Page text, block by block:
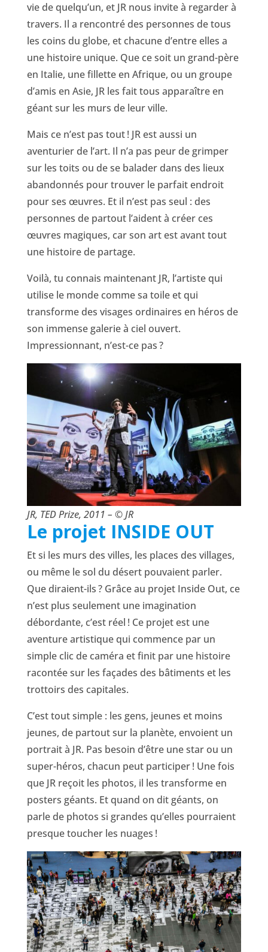
vie de quelqu’un, et JR nous invite à regarder à
travers. Il a rencontré des personnes de tous
les coins du globe, et chacune d’entre elles a
une histoire unique. Que ce soit un grand-père
en Italie, une fillette en Afrique, ou un groupe
d’amis en Asie, JR les fait tous apparaître en
géant sur les murs de leur ville.
Mais ce n’est pas tout ! JR est aussi un
aventurier de l’art. Il n’a pas peur de grimper
sur les toits ou de se balader dans des lieux
abandonnés pour trouver le parfait endroit
pour ses œuvres. Et il n’est pas seul : des
personnes de partout l’aident à créer ces
œuvres magiques, car son art est avant tout
une histoire de partage.
Voilà, tu connais maintenant JR, l’artiste qui
utilise le monde comme sa toile et qui
transforme des visages ordinaires en héros de
son immense galerie à ciel ouvert.
Impressionnant, n’est-ce pas ?
JR, TED Prize, 2011 – © JR
Le projet INSIDE OUT
Et si les murs des villes, les places des villages,
ou même le sol du désert pouvaient parler.
Que diraient-ils ? Grâce au projet Inside Out, ce
n’est plus seulement une imagination
débordante, c’est réel ! Ce projet est une
aventure artistique qui commence par un
simple clic de caméra et finit par une histoire
racontée sur les façades des bâtiments et les
trottoirs des capitales.
C’est tout simple : les gens, jeunes et moins
jeunes, de partout sur la planète, envoient un
portrait à JR. Pas besoin d’être une star ou un
super-héros, chacun peut participer ! Une fois
que JR reçoit les photos, il les transforme en
posters géants. Et quand on dit géants, on
parle de photos si grandes qu’elles pourraient
presque toucher les nuages !